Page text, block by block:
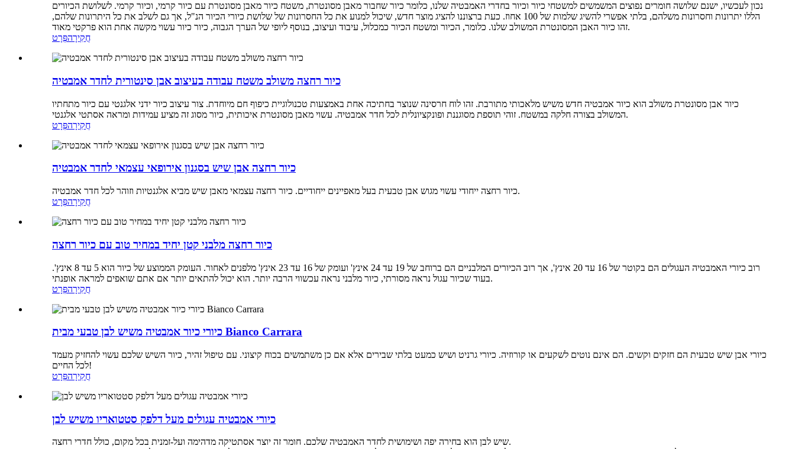
נכון לעכשיו, ישנם שלושה חומרים נפוצים המשמשים למשטחי כיור וכיור בחדרי האמבטיה שלנו, כלומר כיור שחבור מאבן מסונטרת, משטח כיור מאבן מסונטרת עם כיור קרמי, וכיור קרמי. לשלושת הכיורים
הללו יתרונות וחסרונות משלהם, בלתי אפשרי להשיג שלמות של 100 אחוז. כעת ברצוננו להציג מוצר חדש, שיכול למנוע את כל החסרונות של שלושת כיורי הכיור הנ"ל, אך גם לשלב את כל היתרונות שלהם,
זהו כיור האבן המסונטרת המשולב שלנו. כלומר, הכיור ומשטח הכיור כמכלול, עיבוד ועיצוב, בנוסף ליופי של הערך הגבוה, כיור כיור עשוי מקשה אחת הוא פרקטי מאוד.
חֲקִירָהפְּרָט
כיור רחצה משולב משטח עבודה בעיצוב אבן סינטורית לחדר אמבטיה
כיור אבן מסונטרת משולב הוא כיור אמבטיה חדש משיש מלאכותי מתורבת. זהו לוח חרסינה שנוצר בחתיכה אחת באמצעות טכנולוגיית כיפוף חם מיוחדת. צור עיצוב כיור ידני אלגנטי עם כיור מתחתיו
המשולב בצורה חלקה במשטח. זוהי תוספת מסוגננת ופונקציונלית לכל חדר אמבטיה. עשוי מאבן מסונטרת איכותית, כיור מסוג זה מציע עמידות ומראה אסתטי אלגנטי.
חֲקִירָהפְּרָט
כיור רחצה אבן שיש בסגנון אירופאי עצמאי לחדר אמבטיה
כיור רחצה ייחודי עשוי מגוש אבן טבעית בעל מאפיינים ייחודיים. כיור רחצה עצמאי מאבן שיש מביא אלגנטיות וזוהר לכל חדר אמבטיה.
חֲקִירָהפְּרָט
כיור רחצה מלבני קטן יחיד במחיר טוב עם כיור רחצה
רוב כיורי האמבטיה העגולים הם בקוטר של 16 עד 20 אינץ', אך רוב הכיורים המלבניים הם ברוחב של 19 עד 24 אינץ' ועומק של 16 עד 23 אינץ' מלפנים לאחור. העומק הממוצע של כיור הוא 5 עד 8 אינץ'.
בעוד שכיור עגול נראה מסורתי, כיור מלבני נראה עכשווי הרבה יותר. הוא יכול להתאים יותר אם אתם שואפים למראה אופנתי.
חֲקִירָהפְּרָט
כיורי כיור אמבטיה משיש לבן טבעי מבית Bianco Carrara
כיורי אבן שיש טבעית הם חזקים וקשים. הם אינם נוטים לשקעים או קורוזיה. כיורי גרניט ושיש כמעט בלתי שבירים אלא אם כן משתמשים בכוח קיצוני. עם טיפול זהיר, כיור השיש שלכם עשוי להחזיק מעמד
לכל החיים!
חֲקִירָהפְּרָט
כיורי אמבטיה עגולים מעל דלפק סטטואריו משיש לבן
שיש לבן הוא בחירה יפה ושימושית לחדר האמבטיה שלכם. חומר זה יוצר אסתטיקה מדהימה ועל-זמנית בכל מקום, כולל חדרי רחצה.